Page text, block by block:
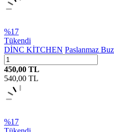
%17
Tükendi
DİNC KİTCHEN Paslanmaz
450,00 TL
540,00 TL
%17